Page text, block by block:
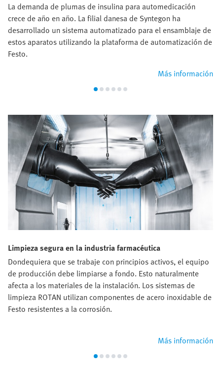
La demanda de plumas de insulina para automedicación
crece de año en año. La filial danesa de Syntegon ha
desarrollado un sistema automatizado para el ensamblaje de
estos aparatos utilizando la plataforma de automatización de
Festo.
Más información
Limpieza segura en la industria farmacéutica
Dondequiera que se trabaje con principios activos, el equipo
de producción debe limpiarse a fondo. Esto naturalmente
afecta a los materiales de la instalación. Los sistemas de
limpieza ROTAN utilizan componentes de acero inoxidable de
Festo resistentes a la corrosión.
Más información